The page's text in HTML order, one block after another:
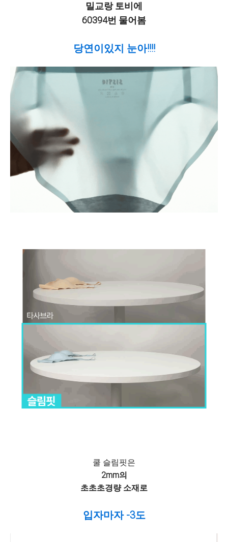
밀교랑 토비에
60394번 물어봄
당연이있지 눈아!!!!
쿨 슬림핏은
2mm의
초초초경량 소재로
입자마자 -3도